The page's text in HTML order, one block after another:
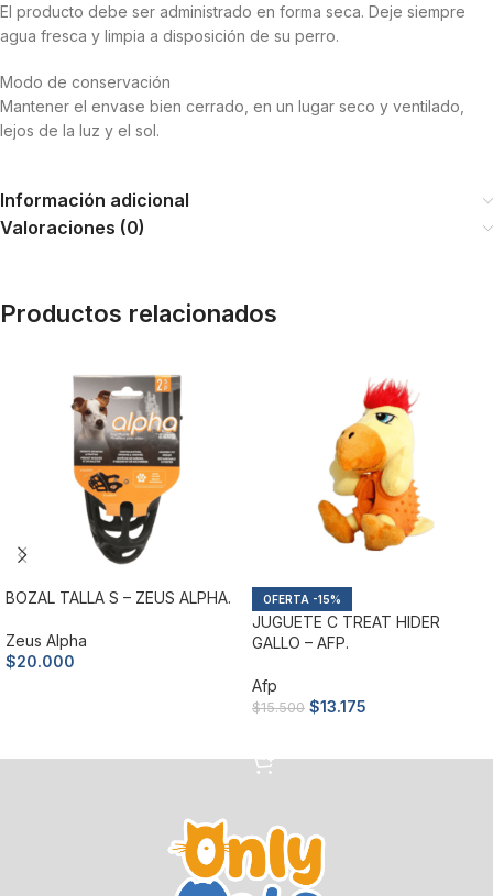
El producto debe ser administrado en forma seca. Deje siempre
agua fresca y limpia a disposición de su perro.
Modo de conservación
Mantener el envase bien cerrado, en un lugar seco y ventilado,
lejos de la luz y el sol.
Información adicional
Valoraciones (0)
Productos relacionados
BOZAL TALLA S – ZEUS ALPHA.
Zeus Alpha
$20.000
-15%
JUGUETE C TREAT HIDER
GALLO – AFP.
Afp
$15.500 $13.175